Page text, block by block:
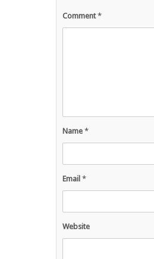
Comment*
Name *
Email *
Website